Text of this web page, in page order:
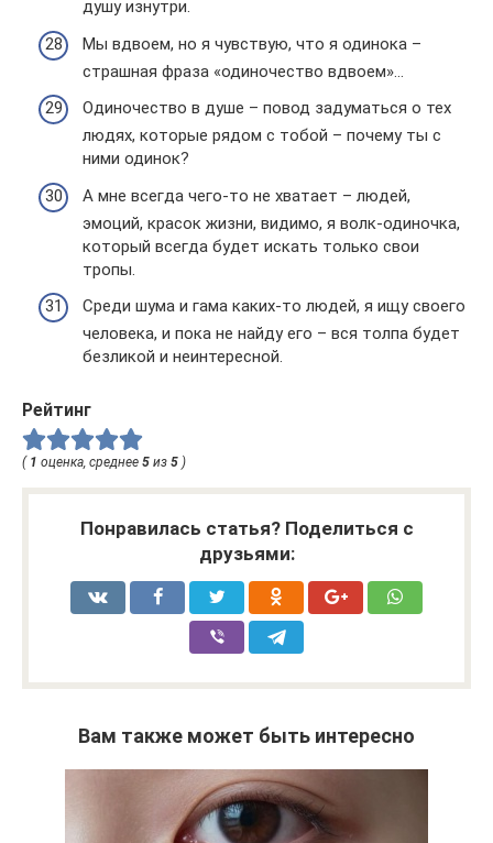
душу изнутри.
Мы вдвоем, но я чувствую, что я одинока –
страшная фраза «одиночество вдвоем»…
Одиночество в душе – повод задуматься о тех
людях, которые рядом с тобой – почему ты с
ними одинок?
А мне всегда чего-то не хватает – людей,
эмоций, красок жизни, видимо, я волк-одиночка,
который всегда будет искать только свои
тропы.
Среди шума и гама каких-то людей, я ищу своего
человека, и пока не найду его – вся толпа будет
безликой и неинтересной.
Рейтинг
( 1 оценка, среднее 5 из 5 )
Понравилась статья? Поделиться с
друзьями:
Вам также может быть интересно